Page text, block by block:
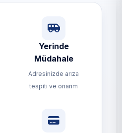
Yerinde
Müdahale
Adresinizde arıza
tespiti ve onarım